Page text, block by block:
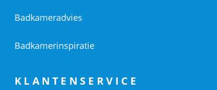
Badkameradvies
Badkamerinspiratie
KLANTENSERVICE